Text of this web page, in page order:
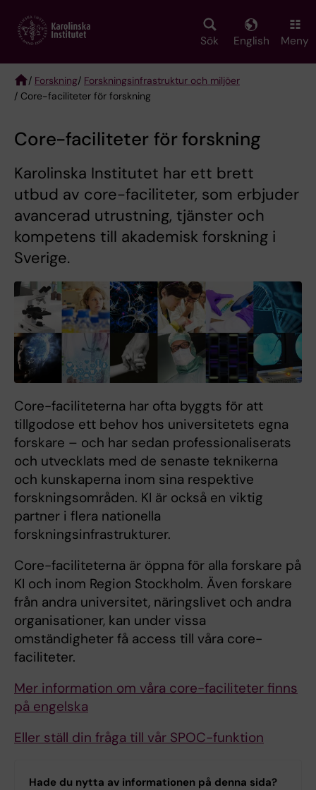
main
Sök English Meny
Breadcrumb
/ Forskning/ Forskningsinfrastruktur och miljöer
/ Core-faciliteter för forskning
Core-faciliteter för forskning
Karolinska Institutet har ett brett
utbud av core-faciliteter, som erbjuder
avancerad utrustning, tjänster och
kompetens till akademisk forskning i
Sverige.
Core-faciliteterna har ofta byggts för att
tillgodose ett behov hos universitetets egna
forskare – och har sedan professionaliserats
och utvecklats med de senaste teknikerna
och kunskaperna inom sina respektive
forskningsområden. KI är också en viktig
partner i flera nationella
forskningsinfrastrukturer.
Core-faciliteterna är öppna för alla forskare på
KI och inom Region Stockholm. Även forskare
från andra universitet, näringslivet och andra
organisationer, kan under vissa
omständigheter få access till våra core-
faciliteter.
Mer information om våra core-faciliteter finns
på engelska
Eller ställ din fråga till vår SPOC-funktion
Hade du nytta av informationen på denna sida?